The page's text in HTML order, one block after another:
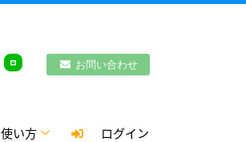
お問い合わせ
使い方 ログイン